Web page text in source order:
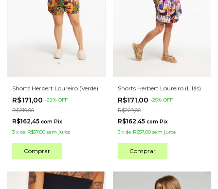
Shorts Herbert Loureiro (Verde)
R$171,00 -22% OFF
R$219,00
R$162,45 com Pix
3 x de R$57,00 sem juros
Comprar
Shorts Herbert Loureiro (Lilás)
R$171,00 -25% OFF
R$229,00
R$162,45 com Pix
3 x de R$57,00 sem juros
Comprar